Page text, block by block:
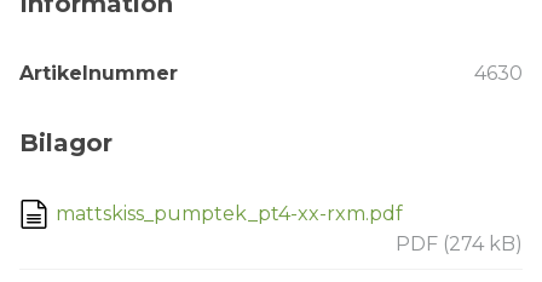
Artikelnummer 4630
Bilagor
mattskiss_pumptek_pt4-xx-rxm.pdf
PDF (274 kB)